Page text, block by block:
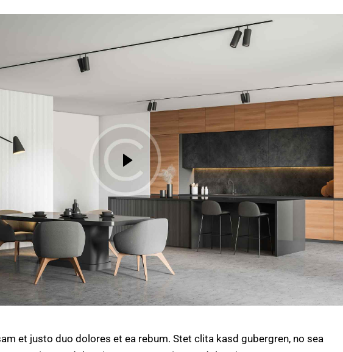
et justo duo dolores et ea rebum. Stet clita kasd gubergren, no sea